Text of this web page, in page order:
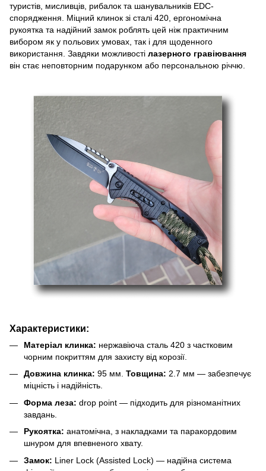
туристів, мисливців, рибалок та шанувальників EDC-
спорядження. Міцний клинок зі сталі 420, ергономічна
рукоятка та надійний замок роблять цей ніж практичним
вибором як у польових умовах, так і для щоденного
використання. Завдяки можливості лазерного гравіювання
він стає неповторним подарунком або персональною річчю.
Характеристики:
Матеріал клинка: нержавіюча сталь 420 з частковим
чорним покриттям для захисту від корозії.
Довжина клинка: 95 мм. Товщина: 2.7 мм — забезпечує
міцність і надійність.
Форма леза: drop point — підходить для різноманітних
завдань.
Рукоятка: анатомічна, з накладками та паракордовим
шнуром для впевненого хвату.
Замок: Liner Lock (Assisted Lock) — надійна система